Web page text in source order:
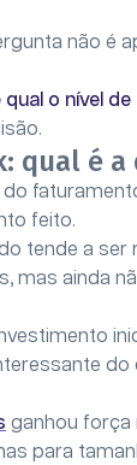
não é
o nível de
qual é a
feito.
tende a ser
mas ainda
do
ganhou força
para